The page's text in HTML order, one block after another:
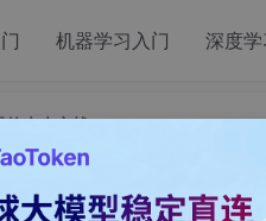
机器学习入门 深度
未来之战
：代码生成器的